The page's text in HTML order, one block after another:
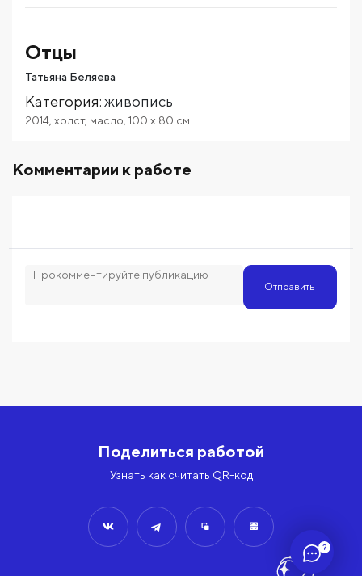
?
Отцы
Татьяна Беляева
Категория:живопись
2014 холст, масло 100 x 80 см
Комментарии к работе
Отправить
Поделиться работой
Узнать как считать QR-код